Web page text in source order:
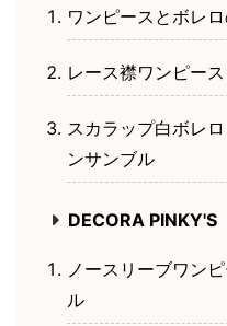
ワンピースとボレ
レース襟ワンピー
スカラップ白ボレ
ンサンブル
DECORA PINKY'S
ノースリーブワン
ル